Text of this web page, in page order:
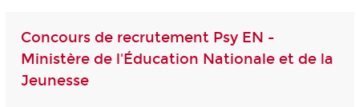
Concours de recrutement Psy EN -
Ministère de l'Éducation Nationale et de la
Jeunesse